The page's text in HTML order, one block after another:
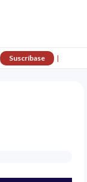
Suscríbase